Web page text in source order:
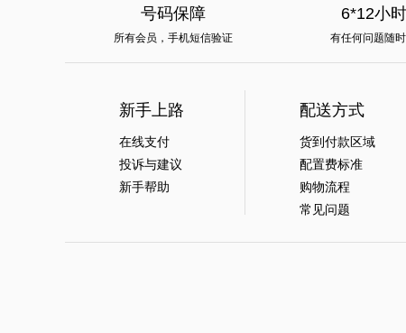
号码保障
所有会员，手机短信验证
6*12小
有任何问题随
新手上路
在线支付
投诉与建议
新手帮助
配送方式
货到付款区域
配置费标准
购物流程
常见问题